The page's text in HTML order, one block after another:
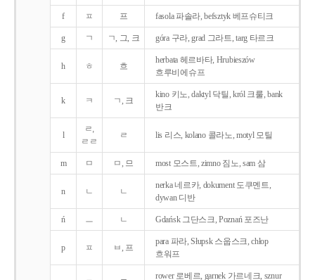
f ㅍ 프 fasola 파솔라, befsztyk 베프슈티크
g ㄱ ㄱ, 그, 크 góra 구라, grad 그라트, targ 타르크
h ㅎ 흐
herbata 헤르바타, Hrubieszów
흐루비에슈프
k ㅋ ㄱ, 크
kino 키노, daktyl 닥틸, król 크룰, bank
반크
l
ㄹ,
ㄹㄹ
ㄹ lis 리스, kolano 콜라노, motyl 모틸
m ㅁ ㅁ, 므 most 모스트, zimno 짐노, sam 삼
n ㄴ ㄴ
nerka 네르카, dokument 도쿠멘트,
dywan 디반
ń ㅡ ㄴ Gdańsk 그단스크, Poznań 포즈난
p ㅍ ㅂ, 프
para 파라, Słupsk 스웁스크, chłop
흐워프
rower 로베르, garnek 가르네크, sznur